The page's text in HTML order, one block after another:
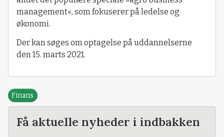
management«, som fokuserer på ledelse og
økonomi.
Der kan søges om optagelse på uddannelserne
den 15. marts 2021.
Finans
Få aktuelle nyheder i indbakken